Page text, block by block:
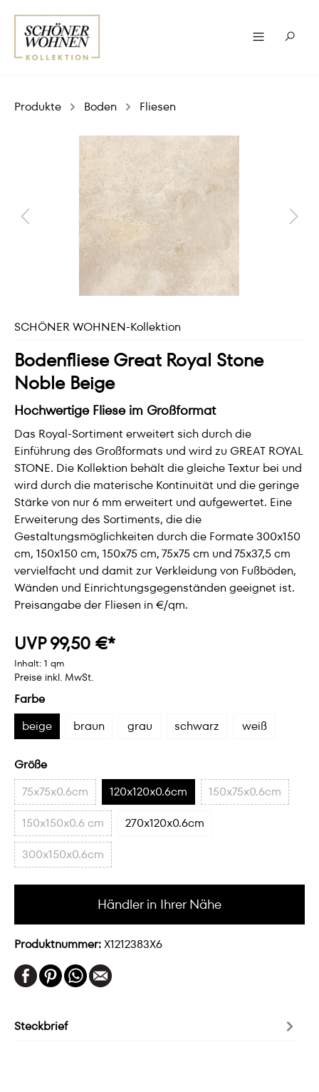
Produkte Boden Fliesen
SCHÖNER WOHNEN-Kollektion
Bodenfliese Great Royal Stone
Noble Beige
Hochwertige Fliese im Großformat
Das Royal-Sortiment erweitert sich durch die
Einführung des Großformats und wird zu GREAT ROYAL
STONE. Die Kollektion behält die gleiche Textur bei und
wird durch die materische Kontinuität und die geringe
Stärke von nur 6 mm erweitert und aufgewertet. Eine
Erweiterung des Sortiments, die die
Gestaltungsmöglichkeiten durch die Formate 300x150
cm, 150x150 cm, 150x75 cm, 75x75 cm und 75x37,5 cm
vervielfacht und damit zur Verkleidung von Fußböden,
Wänden und Einrichtungsgegenständen geeignet ist.
Preisangabe der Fliesen in €/qm.
UVP 99,50 €*
Inhalt: 1 qm
Preise inkl. MwSt.
Farbe
beige
braun grau schwarz weiß
Größe
75x75x0.6cm
120x120x0.6cm
150x75x0.6cm
150x150x0.6 cm
270x120x0.6cm
300x150x0.6cm
Händler in Ihrer Nähe
Produktnummer:X1212383X6
Steckbrief